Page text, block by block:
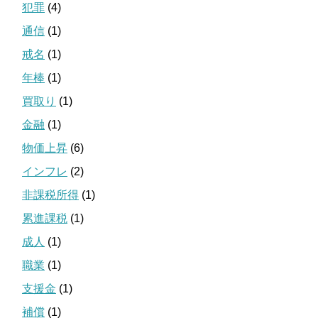
犯罪 (4)
通信 (1)
戒名 (1)
年棒 (1)
買取り (1)
金融 (1)
物価上昇 (6)
インフレ (2)
非課税所得 (1)
累進課税 (1)
成人 (1)
職業 (1)
支援金 (1)
補償 (1)